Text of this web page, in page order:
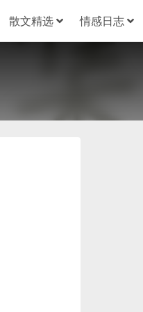
散文精选 情感日志